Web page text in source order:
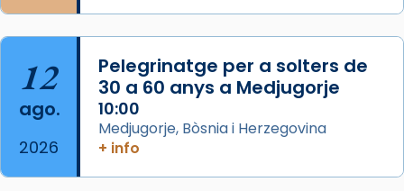
Acompanyant la història de sant Cugat, a
partir de l’Edat Mitjana sorgeix la tradició
que les santes Juliana (“relatiu a Júlia”) i
Semproniana (“relatiu a Semprònia =
eterna”) són deixebles seves. I l’any 1667, el
frare Joan Gaspar Roig, afirma en una obra
que les santes són filles de l’antiga Iluro.
12
ago.
2026
Pelegrinatge per a solters de
30 a 60 anys a Medjugorje
10:00
Medjugorje, Bòsnia i Herzegovina
+ info